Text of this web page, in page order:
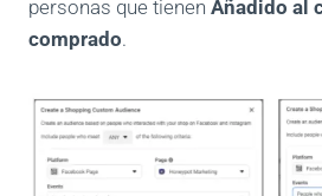
personas que tienen Añadido al
comprado.